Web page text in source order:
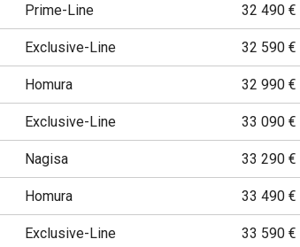
Prime-Line 32 490 €
Exclusive-Line 32 590 €
Homura 32 990 €
Exclusive-Line 33 090 €
Nagisa 33 290 €
Homura 33 490 €
Exclusive-Line 33 590 €